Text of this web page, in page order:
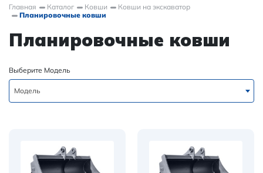
Главная Каталог Ковши
Ковши на экскаватор
Планировочные ковши
Планировочные ковши
Выберите Модель
Модель